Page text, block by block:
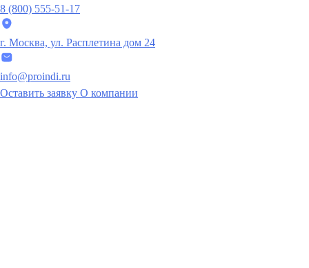
8 (800) 555-51-17
г. Москва, ул. Расплетина дом 24
info@proindi.ru
Оставить заявку О компании